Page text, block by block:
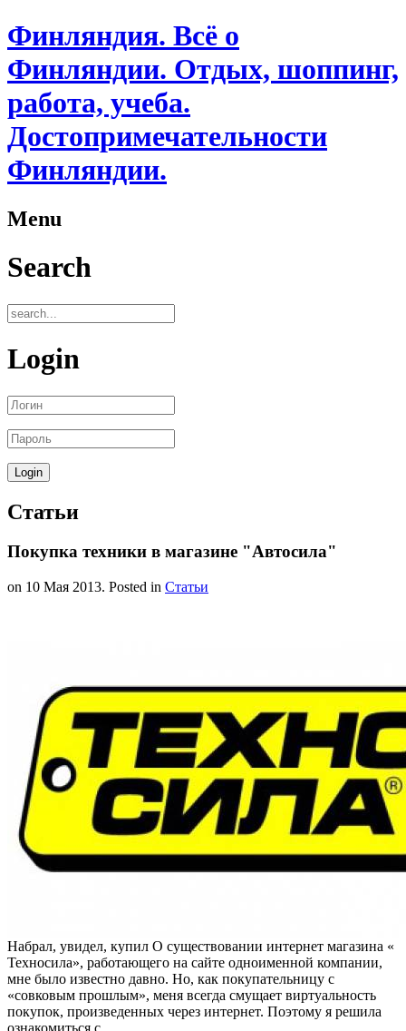
Финляндия. Всё о
Финляндии. Отдых, шоппинг,
работа, учеба.
Достопримечательности
Финляндии.
Menu
Search
Login
Статьи
Покупка техники в магазине "Автосила"
on 10 Мая 2013. Posted in Статьи
Набрал, увидел, купил О существовании интернет магазина «
Техносила», работающего на сайте одноименной компании,
мне было известно давно. Но, как покупательницу с
«совковым прошлым», меня всегда смущает виртуальность
покупок, произведенных через интернет. Поэтому я решила